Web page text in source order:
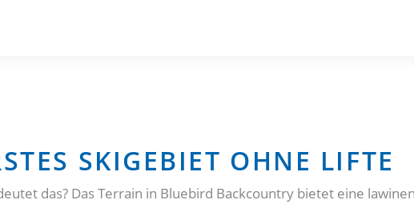
SKIGEBIET OHNE LIFTE
das? Das Terrain in Bluebird Backcountry bietet eine